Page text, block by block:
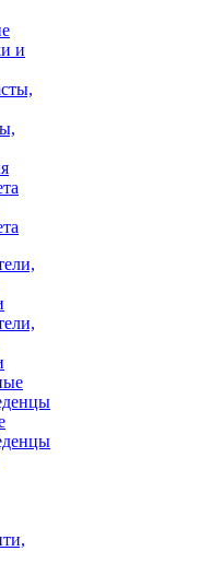
и